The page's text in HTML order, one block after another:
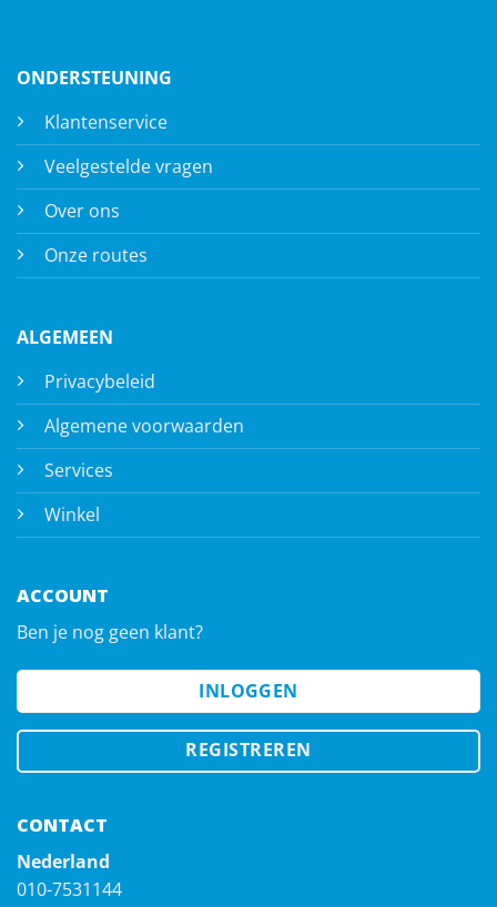
ONDERSTEUNING
Klantenservice
Veelgestelde vragen
Over ons
Onze routes
ALGEMEEN
Privacybeleid
Algemene voorwaarden
Services
Winkel
ACCOUNT
Ben je nog geen klant?
INLOGGEN
REGISTREREN
CONTACT
Nederland
010-7531144